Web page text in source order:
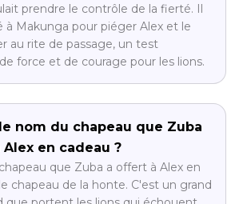
prendre le contrôle de la fierté. Il
à Makunga pour piéger Alex et le
au rite de passage, un test
force et de courage pour les lions.
nom du chapeau que Zuba
en cadeau ?
que Zuba a offert à Alex en
chapeau de la honte. C'est un grand